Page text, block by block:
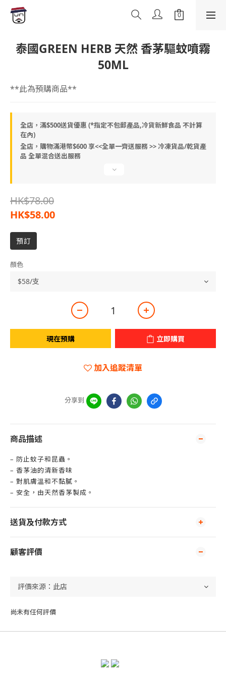
泰國GREEN HERB 天然 香茅驅蚊噴霧
50ML
**此為預購商品**
全店，滿$500送貨優惠 (*指定不包郵產品,冷貨新鮮食品 不計算
在內)
全店，購物滿港幣$600 享<<全單一齊送服務 >> 冷凍貨品/乾貨產
品 全單混合送出服務
HK$78.00
HK$58.00
預訂
顏色
現在預購 立即購買
加入追蹤清單
分享到
商品描述
– 防止蚊子和昆蟲。
– 香茅油的清新香味
– 對肌膚溫和不黏膩。
– 安全，由天然香茅製成。
送貨及付款方式
顧客評價
尚未有任何評價